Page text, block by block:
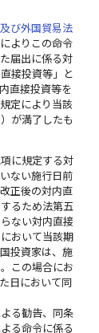
び外国貿易法
よりこの命令
届出に係る対
接投資等」と
直接投資等を
定により当該
が満了したも
に規定する対
ない施行日前
正後の対内直
るため法第五
ない対内直接
おいて当該期
投資家は、施
この場合にお
日において同
る勧告、同条
る命令に係る